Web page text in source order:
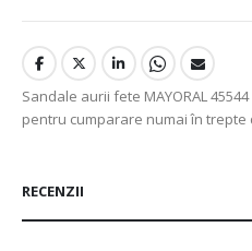
Sandale aurii fete MAYORAL
pentru cumparare numai în trepte
RECENZII